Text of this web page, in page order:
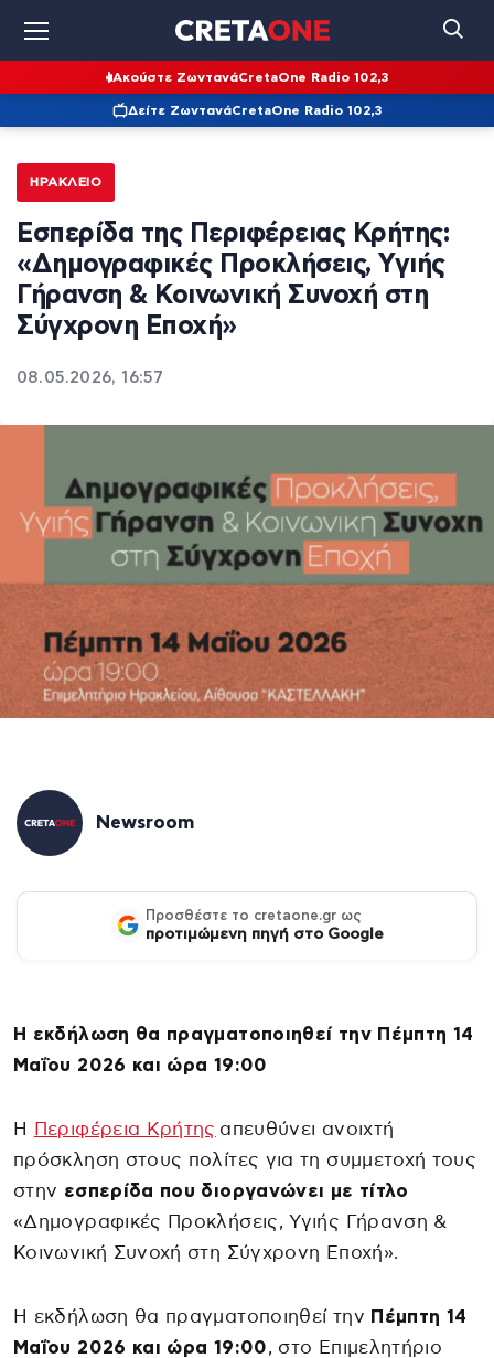
Ακούστε ΖωντανάCretaOne Radio 102,3
Δείτε ΖωντανάCretaOne Radio 102,3
ΗΡΆΚΛΕΙΟ
Εσπερίδα της Περιφέρειας Κρήτης:
«Δημογραφικές Προκλήσεις, Υγιής
Γήρανση & Κοινωνική Συνοχή στη
Σύγχρονη Εποχή»
08.05.2026, 16:57
Newsroom
Προσθέστε το cretaone.gr ως
προτιμώμενη πηγή στο Google
Η εκδήλωση θα πραγματοποιηθεί την Πέμπτη 14
Μαΐου 2026 και ώρα 19:00
Η Περιφέρεια Κρήτης απευθύνει ανοιχτή
πρόσκληση στους πολίτες για τη συμμετοχή τους
στην εσπερίδα που διοργανώνει με τίτλο
«Δημογραφικές Προκλήσεις, Υγιής Γήρανση &
Κοινωνική Συνοχή στη Σύγχρονη Εποχή».
Η εκδήλωση θα πραγματοποιηθεί την Πέμπτη 14
Μαΐου 2026 και ώρα 19:00, στο Επιμελητήριο